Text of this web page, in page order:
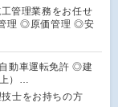
管理業務をお任せ
理 ◎原価管理 ◎安
動車運転免許 ◎建
）…
士をお持ちの方